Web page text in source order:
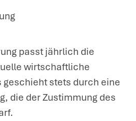
passt jährlich die
wirtschaftliche
geschieht stets durch eine
die der Zustimmung des